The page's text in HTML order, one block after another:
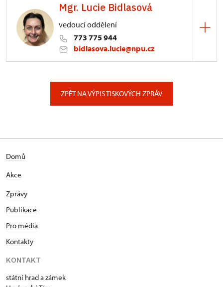
3/, Sychrov 3
Mgr. Lucie Bidlasová
vedoucí oddělení
773 775 944
bidlasova.lucie@npu.cz
ZPĚT NA VÝPIS TISKOVÝCH ZPRÁV
Domů
Akce
Zprávy
Publikace
Pro média
Kontakty
KONTAKT
státní hrad a zámek